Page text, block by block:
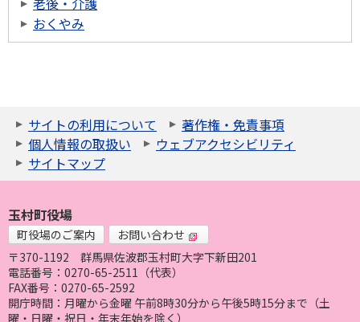
おくやみ
サイトの利用について
著作権・免責事項
個人情報の取扱い
ウェブアクセシビリティ
サイトマップ
玉村町役場
町役場のご案内
お問い合わせ
〒370-1192
群馬県佐波郡玉村町大字下新田201
電話番号：0270-65-2511（代表）
FAX番号：0270-65-2592
開庁時間：月曜から金曜 午前8時30分から午後5時15分まで（土
曜・日曜・祝日・年末年始を除く）